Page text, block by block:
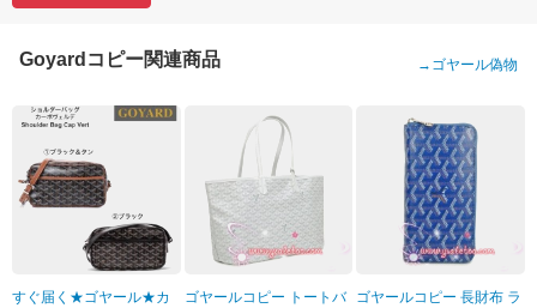
Goyardコピー関連商品 → ゴヤール偽物
すぐ届く★ゴヤール★カ
ゴヤールコピー トートバ
ゴヤールコピー 長財布 ラ